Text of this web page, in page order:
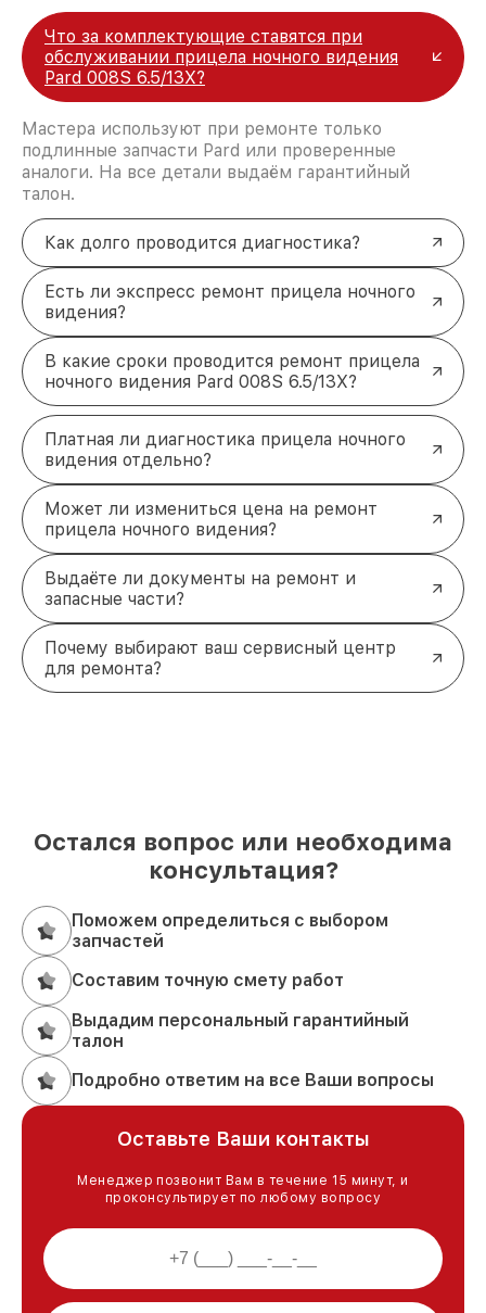
Что за комплектующие ставятся при
обслуживании прицела ночного видения
Pard 008S 6.5/13X?
Мастера используют при ремонте только
подлинные запчасти Pard или проверенные
аналоги. На все детали выдаём гарантийный
талон.
Как долго проводится диагностика?
Есть ли экспресс ремонт прицела ночного
видения?
В какие сроки проводится ремонт прицела
ночного видения Pard 008S 6.5/13X?
Платная ли диагностика прицела ночного
видения отдельно?
Может ли измениться цена на ремонт
прицела ночного видения?
Выдаёте ли документы на ремонт и
запасные части?
Почему выбирают ваш сервисный центр
для ремонта?
Остался вопрос или необходима
консультация?
Поможем определиться с выбором
запчастей
Составим точную смету работ
Выдадим персональный гарантийный
талон
Подробно ответим на все Ваши вопросы
Оставьте Ваши контакты
Менеджер позвонит Вам в течение 15 минут, и
проконсультирует по любому вопросу